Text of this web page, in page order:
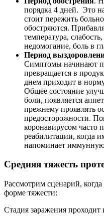
порядка 4 дней. Это
стоит пережить
обостряются.
температура,
недомогание, боль в
Период
Симптомы начинают
превращается в
днем приходит в
Общее состояние
боли, появляется
прежнему проявлять
предосторожности.
коронавирусом часто
реабилитации, когда
напоминает
Средняя тяжесть
Рассмотрим сценарий,
форме тяжести:
Стадия заражения проходит